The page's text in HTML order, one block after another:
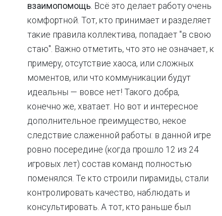
взаимопомощь. Всё это делает работу очень
комфортной. Тот, кто принимает и разделяет
такие правила коллектива, попадает "в свою
стаю". Важно отметить, что это не означает, к
примеру, отсутствие хаоса, или сложных
моментов, или что коммуникации будут
идеальны — вовсе нет! Такого добра,
конечно же, хватает. Но вот и интересное
дополнительное преимущество, некое
следствие слаженной работы: в данной игре
ровно посередине (когда прошло 12 из 24
игровых лет) состав команд полностью
поменялся. Те кто строили пирамиды, стали
контролировать качество, наблюдать и
консультировать. А тот, кто раньше был